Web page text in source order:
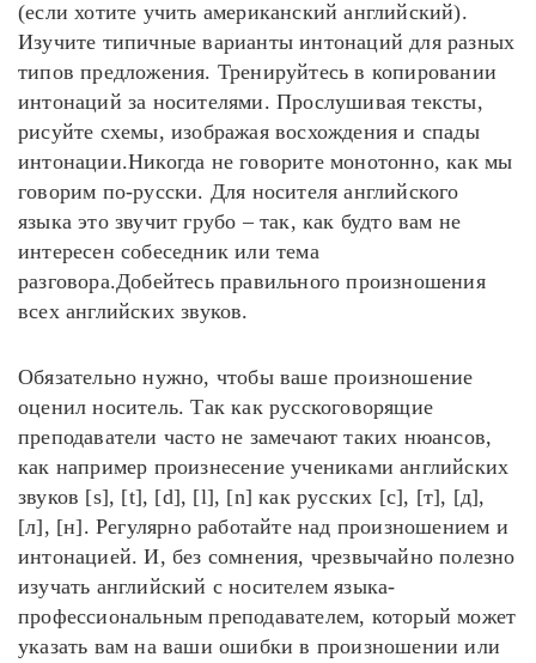
(если хотите учить американский английский).
Изучите типичные варианты интонаций для разных
типов предложения. Тренируйтесь в копировании
интонаций за носителями. Прослушивая тексты,
рисуйте схемы, изображая восхождения и спады
интонации.Никогда не говорите монотонно, как мы
говорим по-русски. Для носителя английского
языка это звучит грубо – так, как будто вам не
интересен собеседник или тема
разговора.Добейтесь правильного произношения
всех английских звуков.
Обязательно нужно, чтобы ваше произношение
оценил носитель. Так как русскоговорящие
преподаватели часто не замечают таких нюансов,
как например произнесение учениками английских
звуков [s], [t], [d], [l], [n] как русских [c], [т], [д],
[л], [н]. Регулярно работайте над произношением и
интонацией. И, без сомнения, чрезвычайно полезно
изучать английский с носителем языка-
профессиональным преподавателем, который может
указать вам на ваши ошибки в произношении или